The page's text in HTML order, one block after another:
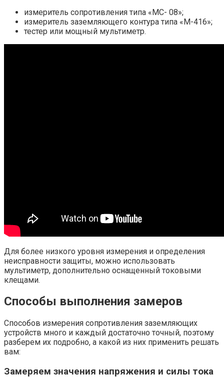
измеритель сопротивления типа «МС- 08»;
измеритель заземляющего контура типа «М-416»;
тестер или мощный мультиметр.
Для более низкого уровня измерения и определения
неисправности защиты, можно использовать
мультиметр, дополнительно оснащенный токовыми
клещами.
Способы выполнения замеров
Способов измерения сопротивления заземляющих
устройств много и каждый достаточно точный, поэтому
разберем их подробно, а какой из них применить решать
вам:
Замеряем значения напряжения и силы тока